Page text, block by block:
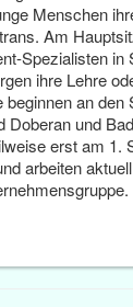
Menschen
Am
Spezialisten in
ihre Lehre
beginnen an den
Doberan und
erst am 1.
arbeiten